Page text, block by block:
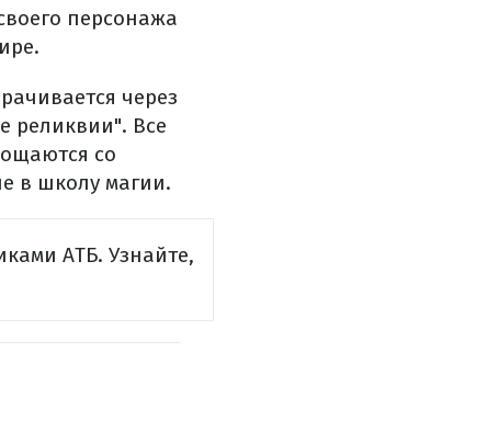
персонажа
через
реликвии". Все
со
в школу магии.
АТБ. Узнайте,